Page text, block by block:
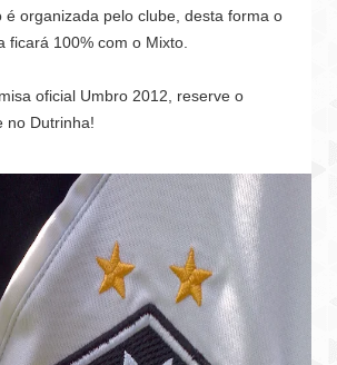
é organizada pelo clube, desta forma o
ficará 100% com o Mixto.
oficial Umbro 2012, reserve o
no Dutrinha!